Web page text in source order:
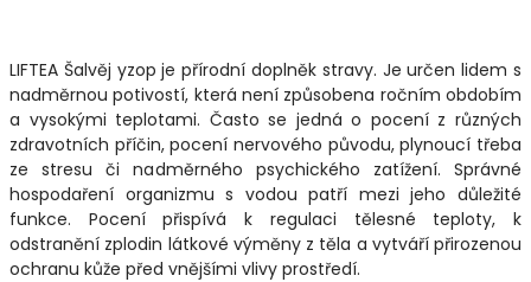
LIFTEA Šalvěj yzop je přírodní doplněk stravy. Je určen lidem s
nadměrnou potivostí, která není způsobena ročním obdobím
a vysokými teplotami. Často se jedná o pocení z různých
zdravotních příčin, pocení nervového původu, plynoucí třeba
ze stresu či nadměrného psychického zatížení. Správné
hospodaření organizmu s vodou patří mezi jeho důležité
funkce. Pocení přispívá k regulaci tělesné teploty, k
odstranění zplodin látkové výměny z těla a vytváří přirozenou
ochranu kůže před vnějšími vlivy prostředí.